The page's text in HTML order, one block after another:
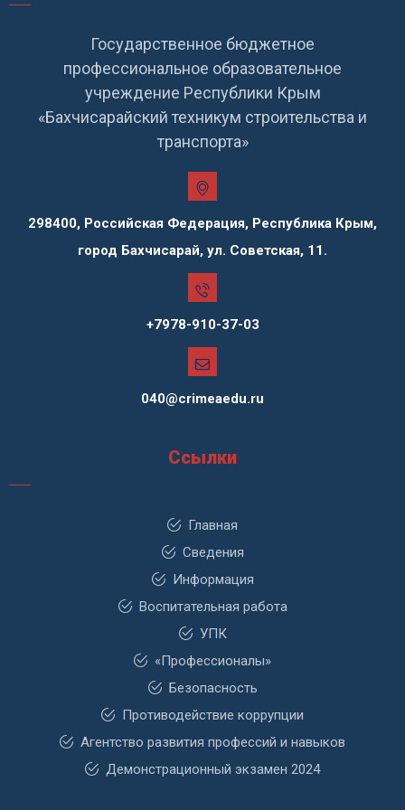
Государственное бюджетное
профессиональное образовательное
учреждение Республики Крым
«Бахчисарайский техникум строительства и
транспорта»
298400, Российская Федерация, Республика Крым,
город Бахчисарай, ул. Советская, 11.
+7978-910-37-03
040@crimeaedu.ru
Ссылки
Главная
Сведения
Информация
Воспитательная работа
УПК
«Профессионалы»
Безопасность
Противодействие коррупции
Агентство развития профессий и навыков
Демонстрационный экзамен 2024